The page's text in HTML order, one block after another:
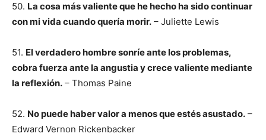
50. La cosa más valiente que he hecho ha sido continuar
con mi vida cuando quería morir. – Juliette Lewis
51. El verdadero hombre sonríe ante los problemas,
cobra fuerza ante la angustia y crece valiente mediante
la reflexión. – Thomas Paine
52. No puede haber valor a menos que estés asustado. –
Edward Vernon Rickenbacker